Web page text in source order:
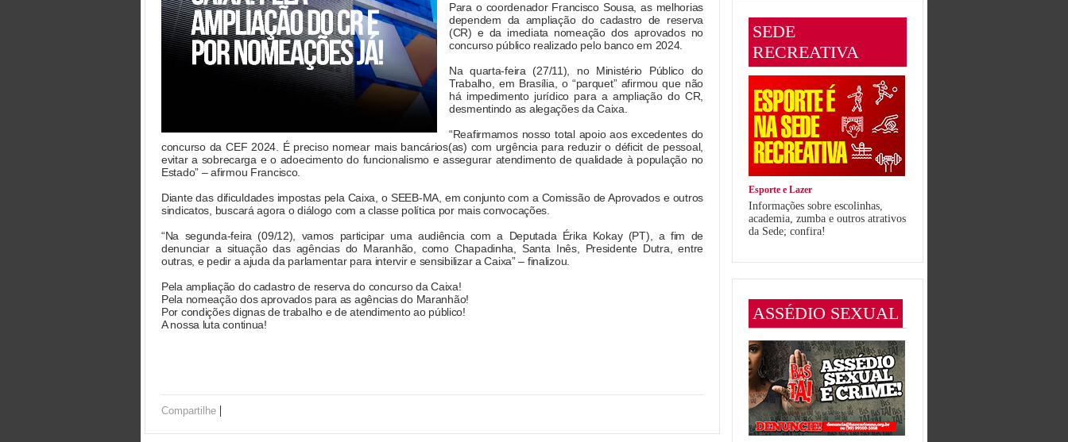
Para o coordenador Francisco Sousa, as melhorias
dependem da ampliação do cadastro de reserva
(CR) e da imediata nomeação dos aprovados no
concurso público realizado pelo banco em 2024.
Na quarta-feira (27/11), no Ministério Público do
Trabalho, em Brasília, o “parquet” afirmou que não
há impedimento jurídico para a ampliação do CR,
desmentindo as alegações da Caixa.
“Reafirmamos nosso total apoio aos excedentes do
concurso da CEF 2024. É preciso nomear mais bancários(as) com urgência para reduzir o déficit de pessoal,
evitar a sobrecarga e o adoecimento do funcionalismo e assegurar atendimento de qualidade à população no
Estado” – afirmou Francisco.
Diante das dificuldades impostas pela Caixa, o SEEB-MA, em conjunto com a Comissão de Aprovados e outros
sindicatos, buscará agora o diálogo com a classe política por mais convocações.
“Na segunda-feira (09/12), vamos participar uma audiência com a Deputada Érika Kokay (PT), a fim de
denunciar a situação das agências do Maranhão, como Chapadinha, Santa Inês, Presidente Dutra, entre
outras, e pedir a ajuda da parlamentar para intervir e sensibilizar a Caixa” – finalizou.
Pela ampliação do cadastro de reserva do concurso da Caixa!
Pela nomeação dos aprovados para as agências do Maranhão!
Por condições dignas de trabalho e de atendimento ao público!
A nossa luta continua!
Compartilhe |
SEDE
RECREATIVA
Esporte e Lazer
Informações sobre escolinhas,
academia, zumba e outros atrativos
da Sede; confira!
ASSÉDIO SEXUAL